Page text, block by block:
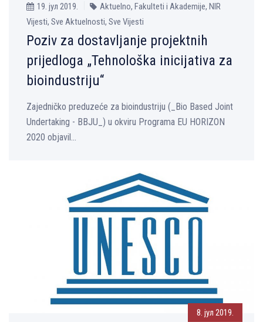
19. јул 2019.
Aktuelno, Fakulteti i Akademije, NIR
Vijesti, Sve Aktuelnosti, Sve Vijesti
Poziv za dostavljanje projektnih
prijedloga „Tehnološka inicijativa za
bioindustriju“
Zajedničko preduzeće za bioindustriju (_Bio Based Joint
Undertaking - BBJU_) u okviru Programa EU HORIZON
2020 objavil...
8. јул 2019.